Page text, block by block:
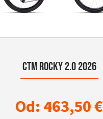
CTM ROCKY 2.0 2026
Od:463,50€